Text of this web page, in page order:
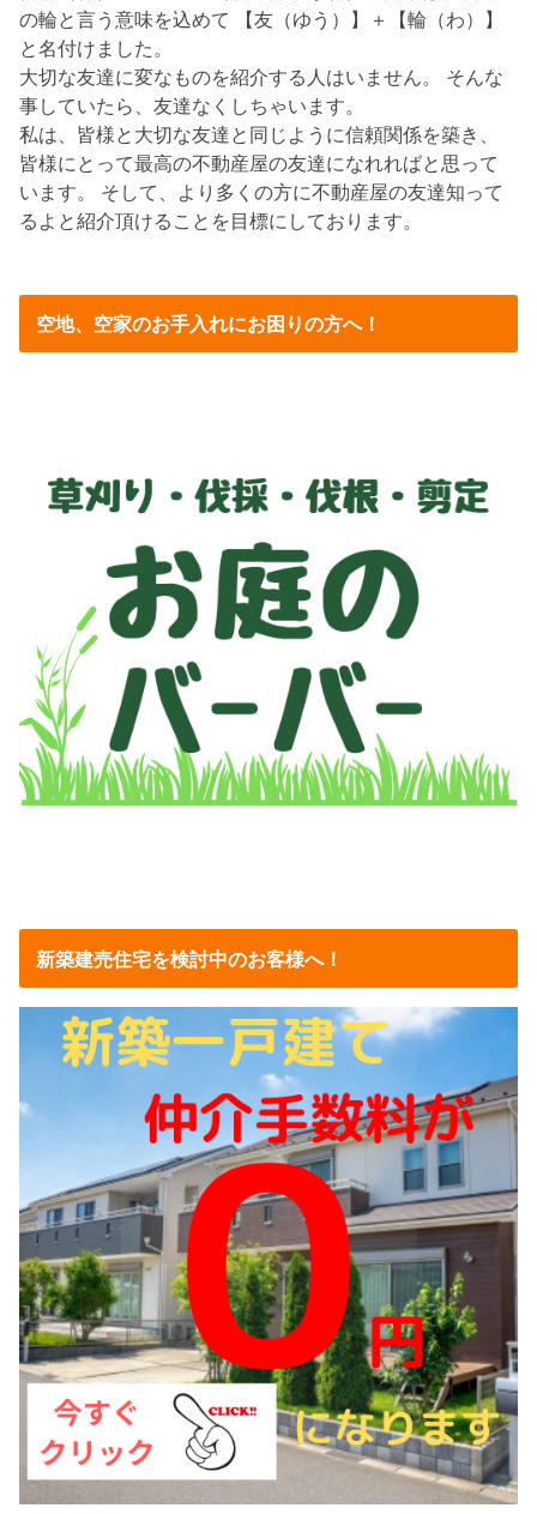
の輪と言う意味を込めて 【友（ゆう）】＋【輪（わ）】
と名付けました。
大切な友達に変なものを紹介する人はいません。 そんな
事していたら、友達なくしちゃいます。
私は、皆様と大切な友達と同じように信頼関係を築き、
皆様にとって最高の不動産屋の友達になれればと思って
います。 そして、より多くの方に不動産屋の友達知って
るよと紹介頂けることを目標にしております。
空地、空家のお手入れにお困りの方へ！
新築建売住宅を検討中のお客様へ！